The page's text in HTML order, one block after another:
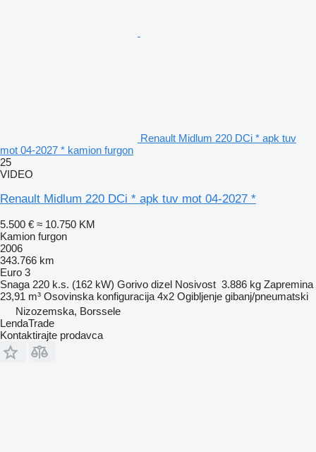
Renault Midlum 220 DCi * apk tuv
mot 04-2027 * kamion furgon
25
VIDEO
Renault Midlum 220 DCi * apk tuv mot 04-2027 *
5.500 € ≈ 10.750 KM
Kamion furgon
2006
343.766 km
Euro 3
Snaga 220 k.s. (162 kW) Gorivo dizel Nosivost 3.886 kg Zapremina
23,91 m³ Osovinska konfiguracija 4x2 Ogibljenje gibanj/pneumatski
Nizozemska, Borssele
LendaTrade
Kontaktirajte prodavca